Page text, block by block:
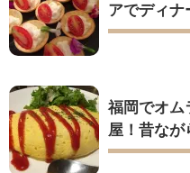
アでディナ
福岡でオム
屋！昔なが